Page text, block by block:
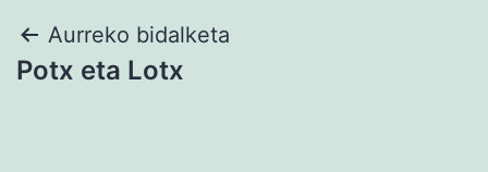
Bidalketetan
zehar
Aurreko bidalketa
Potx eta Lotx